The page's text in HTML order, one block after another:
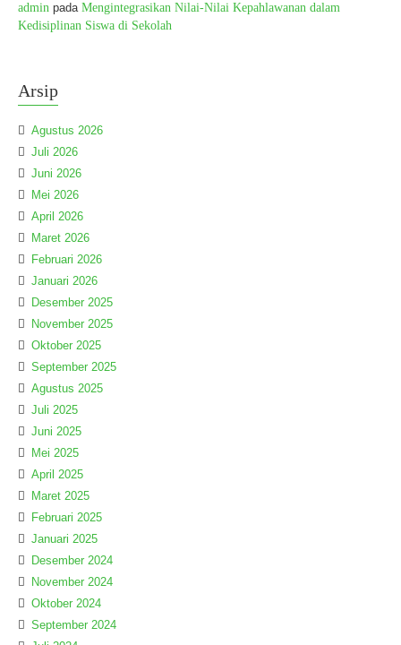
admin pada Mengintegrasikan Nilai-Nilai Kepahlawanan dalam
Kedisiplinan Siswa di Sekolah
Arsip
Agustus 2026
Juli 2026
Juni 2026
Mei 2026
April 2026
Maret 2026
Februari 2026
Januari 2026
Desember 2025
November 2025
Oktober 2025
September 2025
Agustus 2025
Juli 2025
Juni 2025
Mei 2025
April 2025
Maret 2025
Februari 2025
Januari 2025
Desember 2024
November 2024
Oktober 2024
September 2024